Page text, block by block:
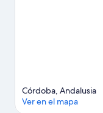
Córdoba, Andalusia
Ver en el mapa